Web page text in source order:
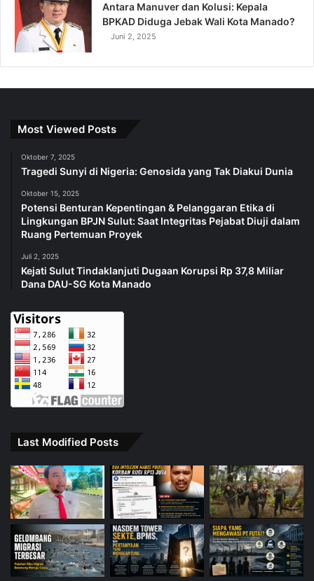
Antara Manuver dan Kolusi: Kepala
BPKAD Diduga Jebak Wali Kota Manado?
Juni 2, 2025
Most Viewed Posts
Oktober 7, 2025
Tragedi Sunyi di Nigeria: Genosida yang Tak Diakui Dunia
Oktober 15, 2025
Potensi Benturan Kepentingan & Pelanggaran Etika di
Lingkungan BPJN Sulut: Saat Integritas Pejabat Diuji dalam
Ruang Pertemuan Proyek
Juli 2, 2025
Kejati Sulut Tindaklanjuti Dugaan Korupsi Rp 37,8 Miliar
Dana DAU-SG Kota Manado
Last Modified Posts